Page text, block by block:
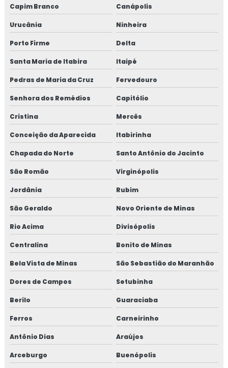
Capim Branco Canápolis
Urucânia Ninheira
Porto Firme Delta
Santa Maria de Itabira Itaipé
Pedras de Maria da Cruz Fervedouro
Senhora dos Remédios Capitólio
Cristina Mercês
Conceição da Aparecida Itabirinha
Chapada do Norte Santo Antônio do Jacinto
São Romão Virginópolis
Jordânia Rubim
São Geraldo Novo Oriente de Minas
Rio Acima Divisópolis
Centralina Bonito de Minas
Bela Vista de Minas São Sebastião do Maranhão
Dores de Campos Setubinha
Berilo Guaraciaba
Ferros Carneirinho
Antônio Dias Araújos
Arceburgo Buenópolis